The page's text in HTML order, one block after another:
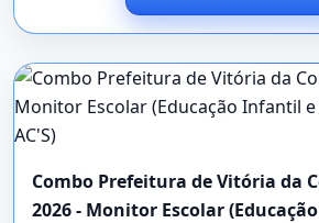
Combo Prefeitura de Vitória da
2026 - Monitor Escolar